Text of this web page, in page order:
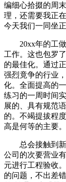
编细心拾掇的周
理，还需要我正
今天我们一同坐
20xx年的工做
工作。这也包罗
的最佳化。通过
强烈竟争的行业
化。全面提高的
练习的一周时间
展的、具有规范
的。不竭提拔程
高是何等的主要。
总会接触到新
公司的次要营业
元进行工程验收
的问题，不出差